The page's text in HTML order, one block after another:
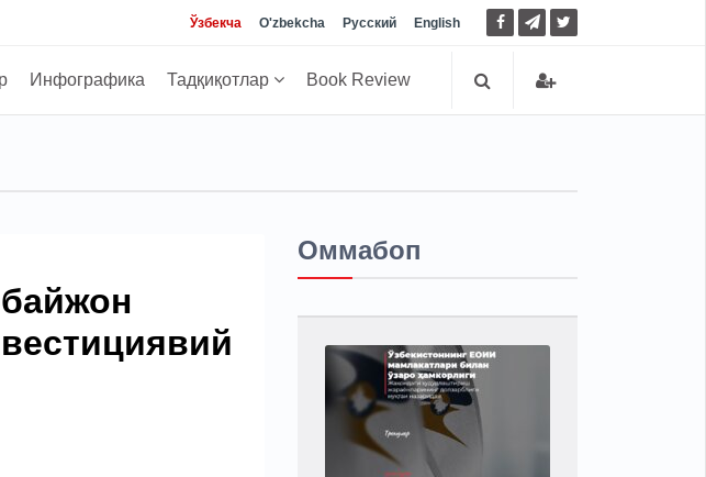
Ўзбекча O'zbekcha Русский English
Инфографика Тадқиқотлар Book Review
Оммабоп